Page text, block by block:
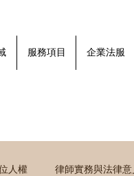
服務項目 企業法服
人權 律師實務與法律